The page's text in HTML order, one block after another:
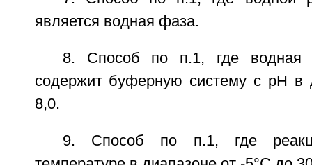
является водная фаза.
8. Способ по п.1, где водная
содержит буферную систему с рН в
8,0.
9. Способ по п.1, где